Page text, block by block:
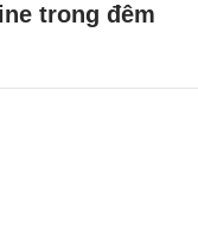
trong đêm